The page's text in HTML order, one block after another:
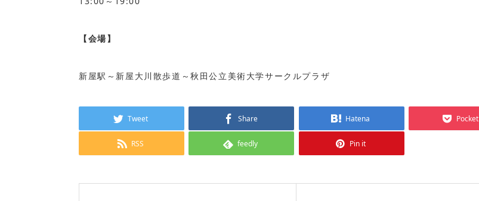
【会場】
新屋駅～新屋大川散歩道～秋田公立美術大学サークルプラザ
Tweet Share Hatena Pocket
RSS feedly Pin it